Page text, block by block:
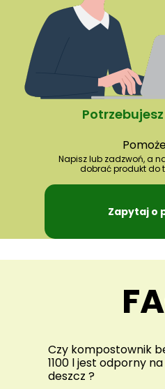
Zapytaj o
Napisz lub zadzwoń, a
dobrać produkt do
Czy kompostownik
1100 l jest odporny
deszcz ?